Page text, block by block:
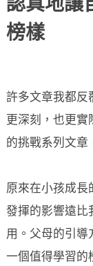
認真地讓
榜樣
許多文章我都反
更深刻，也更實
的挑戰系列文章
原來在小孩成長
發揮的影響遠比
用。父母的引導
一個值得學習的